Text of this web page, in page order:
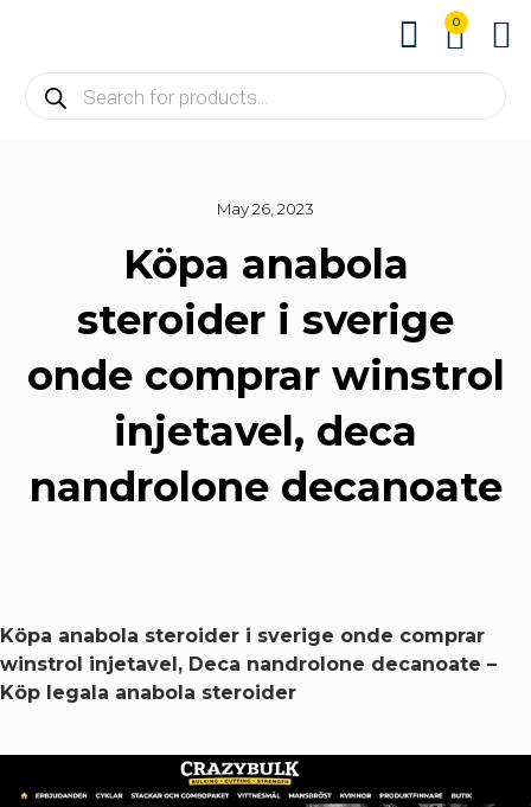
0
May 26, 2023
Köpa anabola
steroider i sverige
onde comprar winstrol
injetavel, deca
nandrolone decanoate
Köpa anabola steroider i sverige onde comprar
winstrol injetavel, Deca nandrolone decanoate –
Köp legala anabola steroider